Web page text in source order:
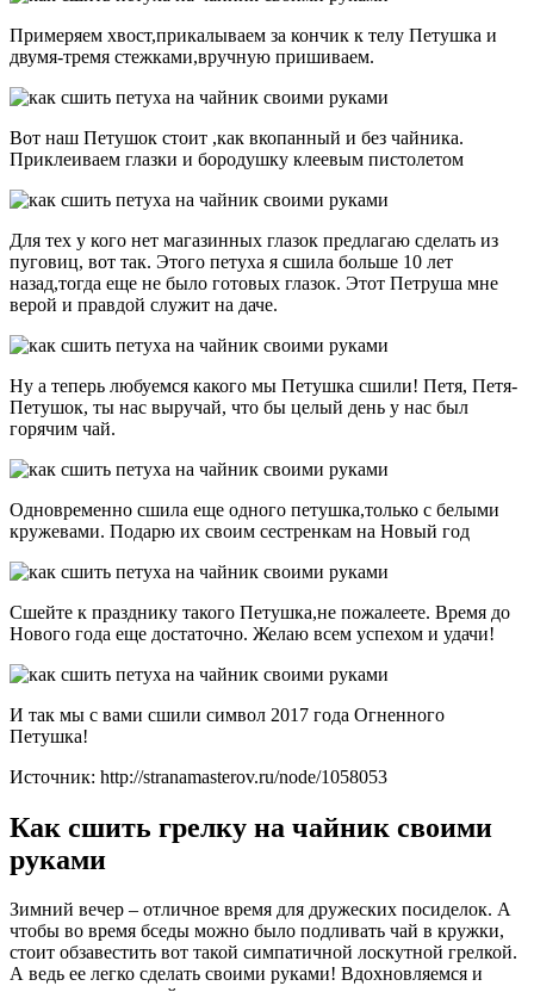
Примеряем хвост,прикалываем за кончик к телу Петушка и
двумя-тремя стежками,вручную пришиваем.
Вот наш Петушок стоит ,как вкопанный и без чайника.
Приклеиваем глазки и бородушку клеевым пистолетом
Для тех у кого нет магазинных глазок предлагаю сделать из
пуговиц, вот так. Этого петуха я сшила больше 10 лет
назад,тогда еще не было готовых глазок. Этот Петруша мне
верой и правдой служит на даче.
Ну а теперь любуемся какого мы Петушка сшили! Петя, Петя-
Петушок, ты нас выручай, что бы целый день у нас был
горячим чай.
Одновременно сшила еще одного петушка,только с белыми
кружевами. Подарю их своим сестренкам на Новый год
Сшейте к празднику такого Петушка,не пожалеете. Время до
Нового года еще достаточно. Желаю всем успехом и удачи!
И так мы с вами сшили символ 2017 года Огненного
Петушка!
Источник: http://stranamasterov.ru/node/1058053
Как сшить грелку на чайник своими
руками
Зимний вечер – отличное время для дружеских посиделок. А
чтобы во время бседы можно было подливать чай в кружки,
стоит обзавестить вот такой симпатичной лоскутной грелкой.
А ведь ее легко сделать своими руками! Вдохновляемся и